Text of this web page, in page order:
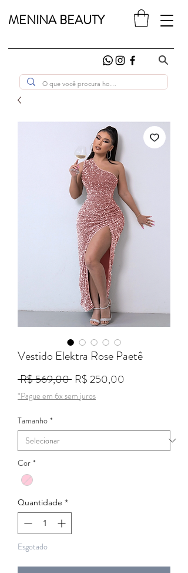
MENINA BEAUTY
Vestido Elektra Rose Paetê
R$ 569,00 Preço normal
R$ 250,00
*Pague em 6x sem juros
Tamanho *
Cor *
Quantidade *
Esgotado